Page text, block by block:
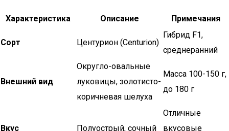
Характеристика Описание Примечания
Сорт Центурион (Centurion)
Гибрид F1,
среднеранний
Внешний вид
Округло-овальные
луковицы, золотисто-
коричневая шелуха
Масса 100-150 г,
до 180 г
Вкус Полуострый, сочный
Отличные
вкусовые